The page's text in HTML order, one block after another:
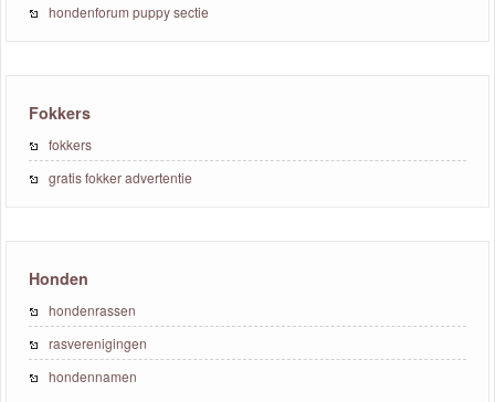
hondenforum puppy sectie
Fokkers
fokkers
gratis fokker advertentie
Honden
hondenrassen
rasverenigingen
hondennamen